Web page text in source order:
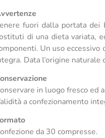
fuori dalla portata
di una dieta variata,
Un uso
Data l’origine
in luogo fresco ed
a confezionamento
da 30 compresse.